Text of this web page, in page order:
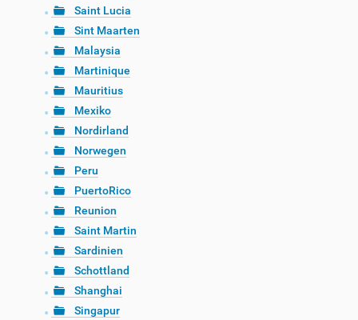
Saint Lucia
Sint Maarten
Malaysia
Martinique
Mauritius
Mexiko
Nordirland
Norwegen
Peru
PuertoRico
Reunion
Saint Martin
Sardinien
Schottland
Shanghai
Singapur